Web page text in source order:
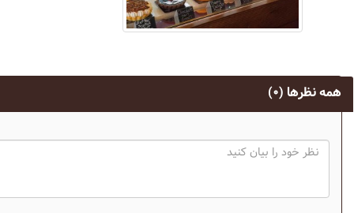
همه نظرها (۰)